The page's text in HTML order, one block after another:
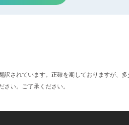
訳されています。正確を期しておりますが、
い。ご了承ください。